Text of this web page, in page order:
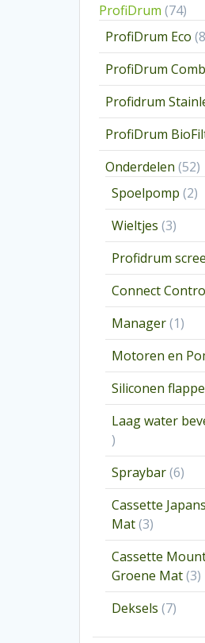
ProfiDrum 7474
ProfiDrum Eco
ProfiDrum
Profidrum
ProfiDrum
Onderdelen 5252
Spoelpomp 22
Wieltjes 33
Profidrum
Connect
Manager 11
Motoren en
Siliconen
Laag water
4
producten
Spraybar 66
Cassette
Mat 33
Cassette
Groene Mat 33
Deksels 77